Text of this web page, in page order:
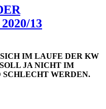
13
IM LAUFE DER KW
JA NICHT IM
WERDEN.